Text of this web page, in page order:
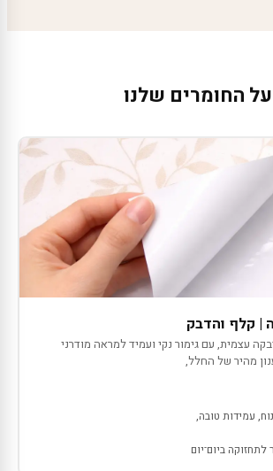
על החומרים שלנו
| קלף והדבק
עצמית, עם גימור נקי ועמיד למראה מודרני
מהיר של החלל,
עמידות טובה,
לתחזוקה ביום־יום